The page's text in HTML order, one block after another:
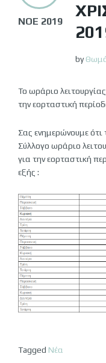
ΝΟΈ 2019
by
Το ωράριο
την εορταστική
Σας ενημερώνουμε ότι
Σύλλογο ωράριο
για την εορταστική
εξής :
Tagged Νέα